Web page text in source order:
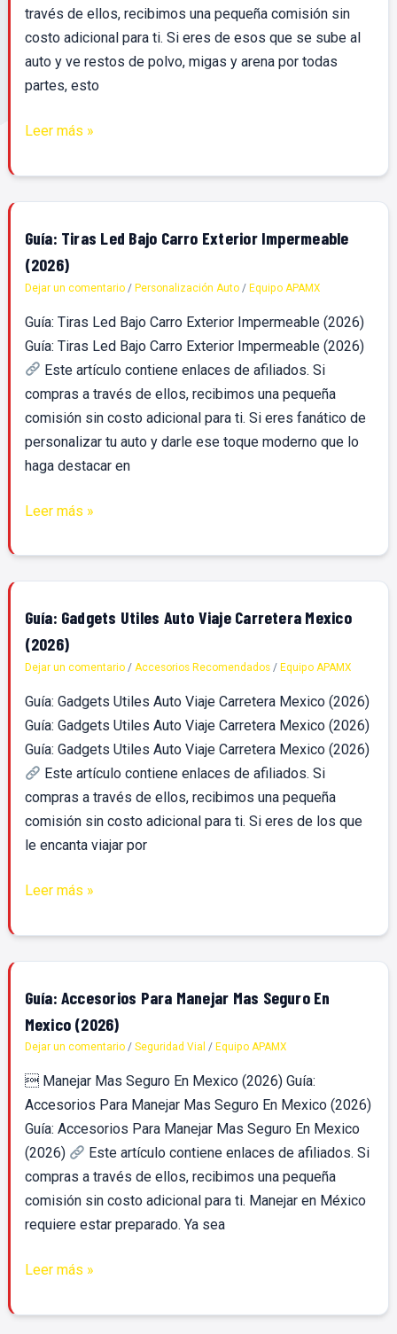
través de ellos, recibimos una pequeña comisión sin
costo adicional para ti. Si eres de esos que se sube al
auto y ve restos de polvo, migas y arena por todas
partes, esto
Leer más »
Guía: Tiras Led Bajo Carro Exterior Impermeable
(2026)
Dejar un comentario / Personalización Auto/ Equipo APAMX
Guía: Tiras Led Bajo Carro Exterior Impermeable (2026)
Guía: Tiras Led Bajo Carro Exterior Impermeable (2026)
Este artículo contiene enlaces de afiliados. Si
compras a través de ellos, recibimos una pequeña
comisión sin costo adicional para ti. Si eres fanático de
personalizar tu auto y darle ese toque moderno que lo
haga destacar en
Guía:
Tiras
Led
Carro
Exterior
Impermeable
(2026)
Leer más »
Guía: Gadgets Utiles Auto Viaje Carretera Mexico
(2026)
Dejar un comentario / Accesorios Recomendados/ Equipo APAMX
Guía: Gadgets Utiles Auto Viaje Carretera Mexico (2026)
Guía: Gadgets Utiles Auto Viaje Carretera Mexico (2026)
Guía: Gadgets Utiles Auto Viaje Carretera Mexico (2026)
Este artículo contiene enlaces de afiliados. Si
compras a través de ellos, recibimos una pequeña
comisión sin costo adicional para ti. Si eres de los que
le encanta viajar por
Guía:
Gadgets
Utiles
Viaje
Carretera
Mexico
(2026)
Leer más »
Guía: Accesorios Para Manejar Mas Seguro En
Mexico (2026)
Dejar un comentario / Seguridad Vial / Equipo APAMX
 Manejar Mas Seguro En Mexico (2026) Guía:
Accesorios Para Manejar Mas Seguro En Mexico (2026)
Guía: Accesorios Para Manejar Mas Seguro En Mexico
(2026)
Este artículo contiene enlaces de afiliados. Si
compras a través de ellos, recibimos una pequeña
comisión sin costo adicional para ti. Manejar en México
requiere estar preparado. Ya sea
Guía:
Accesorios
Para
Mas
Seguro
En
Mexico
(2026)
Leer más »